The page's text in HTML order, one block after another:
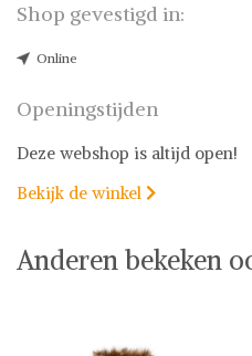
Shop gevestigd in:
Online
Openingstijden
Deze webshop is altijd open!
Bekijk de winkel 
Anderen bekeken